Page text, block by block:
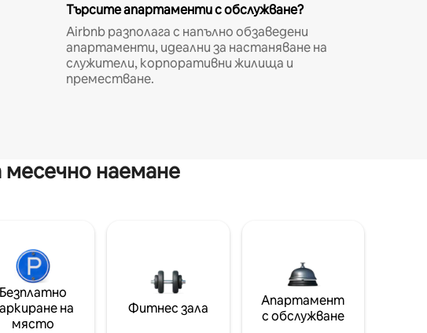
Търсите апартаменти с обслужване?
Airbnb разполага с напълно обзаведени
апартаменти, идеални за настаняване на
служители, корпоративни жилища и
преместване.
наемане
Безплатно
на
място
Фитнес зала
Апартамент
с обслужване